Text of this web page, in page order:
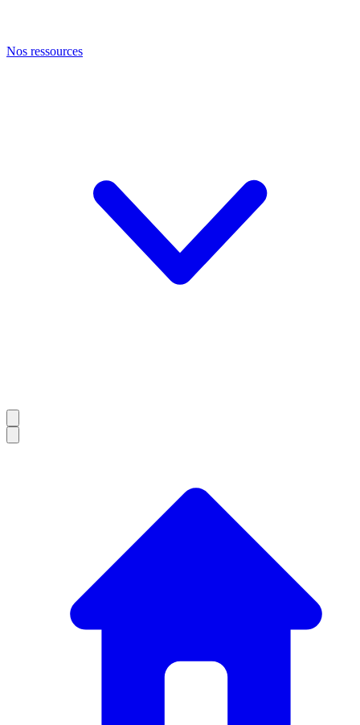
Nos ressources